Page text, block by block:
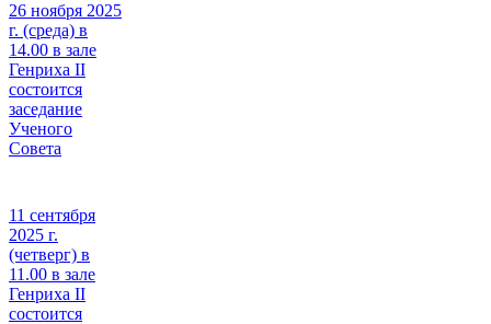
26 ноября 2025
г. (среда) в
14.00 в зале
Генриха II
состоится
заседание
Ученого
Совета
11 сентября
2025 г.
(четверг) в
11.00 в зале
Генриха II
состоится